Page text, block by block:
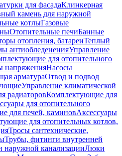
для фасадаКлинкерная
камень для наружной
котлыГазовые
Отопительные печиБанные
отопления, батареиТеплый
антиобледененияУправление
для отопительного
напряженияНасосы
арматураОтвод и подвод
Управление климатической
радиаторовКомплектующие для
для отопительного
для печей, каминовАксессуары
для отопительных котлов,
Тросы сантехнические,
Трубы, фитинги внутренней
наружной канализацииЛюки